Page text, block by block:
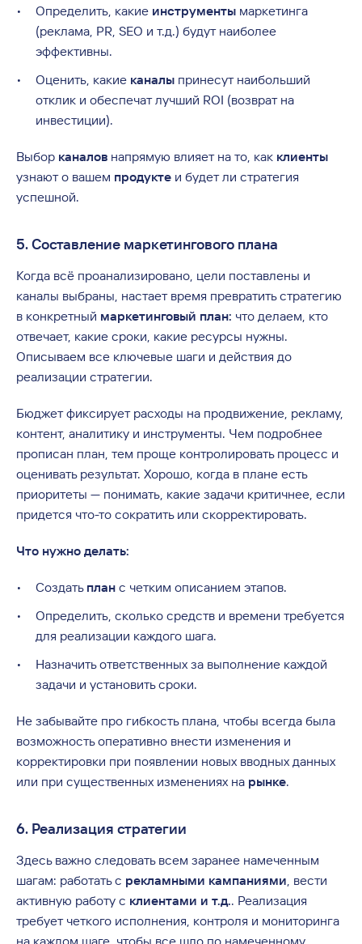
Определить, какие инструменты маркетинга
(реклама, PR, SEO и т.д.) будут наиболее
эффективны.
Оценить, какие каналы принесут наибольший
отклик и обеспечат лучший ROI (возврат на
инвестиции).
Выбор каналов напрямую влияет на то, как клиенты
узнают о вашем продукте и будет ли стратегия
успешной.
5. Составление маркетингового плана
Когда всё проанализировано, цели поставлены и
каналы выбраны, настает время превратить стратегию
в конкретный маркетинговый план: что делаем, кто
отвечает, какие сроки, какие ресурсы нужны.
Описываем все ключевые шаги и действия до
реализации стратегии.
Бюджет фиксирует расходы на продвижение, рекламу,
контент, аналитику и инструменты. Чем подробнее
прописан план, тем проще контролировать процесс и
оценивать результат. Хорошо, когда в плане есть
приоритеты — понимать, какие задачи критичнее, если
придется что-то сократить или скорректировать.
Что нужно делать:
Создать план с четким описанием этапов.
Определить, сколько средств и времени требуется
для реализации каждого шага.
Назначить ответственных за выполнение каждой
задачи и установить сроки.
Не забывайте про гибкость плана, чтобы всегда была
возможность оперативно внести изменения и
корректировки при появлении новых вводных данных
или при существенных изменениях на рынке.
6. Реализация стратегии
Здесь важно следовать всем заранее намеченным
шагам: работать с рекламными кампаниями, вести
активную работу с клиентами и т.д.. Реализация
требует четкого исполнения, контроля и мониторинга
на каждом шаге, чтобы все шло по намеченному